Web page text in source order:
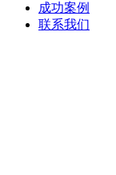
成功案例
联系我们